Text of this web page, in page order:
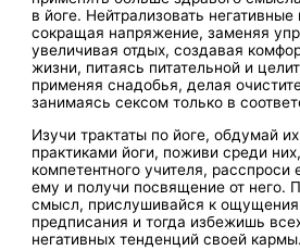
в йоге. Нейтрализовать
сокращая напряжение, заменяя
увеличивая отдых, создавая
жизни, питаясь питательной и
применяя снадобья, делая
занимаясь сексом только в
Изучи трактаты по йоге, обдумай
практиками йоги, поживи среди
компетентного учителя, расспроси
ему и получи посвящение от него.
смысл, прислушивайся к
предписания и тогда избежишь
негативных тенденций своей кармы.